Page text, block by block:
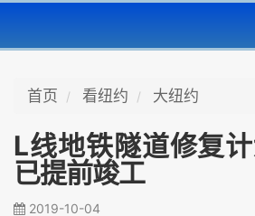
首页 看纽约 大纽约
L线地铁隧道修复
已提前竣工
2019-10-04